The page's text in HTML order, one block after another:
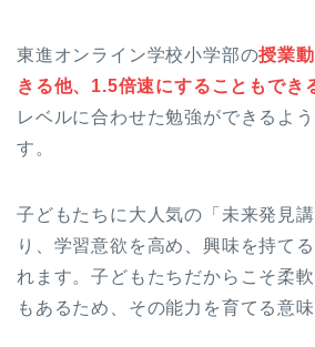
東進オンライン学校小学部の授業
きる他、1.5倍速にすることもでき
レベルに合わせた勉強ができるよ
す。
子どもたちに大人気の「未来発見
り、学習意欲を高め、興味を持て
れます。子どもたちだからこそ柔
もあるため、その能力を育てる意